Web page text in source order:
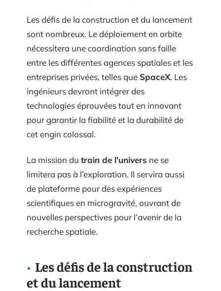
Les défis de la construction et du lancement
sont nombreux. Le déploiement en orbite
nécessitera une coordination sans faille
entre les différentes agences spatiales et les
entreprises privées, telles que SpaceX. Les
ingénieurs devront intégrer des
technologies éprouvées tout en innovant
pour garantir la fiabilité et la durabilité de
cet engin colossal.
La mission du train de l’univers ne se
limitera pas à l’exploration. Il servira aussi
de plateforme pour des expériences
scientifiques en microgravité, ouvrant de
nouvelles perspectives pour l’avenir de la
recherche spatiale.
Les défis de la construction
et du lancement